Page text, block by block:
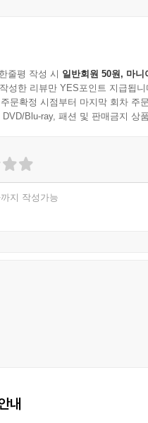
아야노·오카모토 잇페이·김지
줄평 작성 시 일반회원 50원, 마니
성한 리뷰만 YES포인트 지급됩니
문확정 시점부터 마지막 회차 주
DVD/Blu-ray, 패션 및 판매금지 상
지 작성가능
내